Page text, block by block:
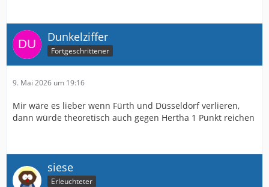
Dunkelziffer
Fortgeschrittener
9. Mai 2026 um 19:16
Mir wäre es lieber wenn Fürth und Düsseldorf verlieren,
dann würde theoretisch auch gegen Hertha 1 Punkt reichen
siese
Erleuchteter